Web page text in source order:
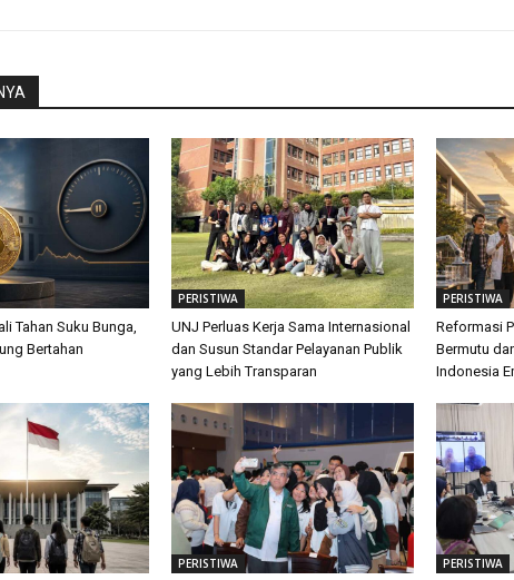
Tahan Suku Bunga,
Bertahan
PERISTIWA
UNJ Perluas Kerja Sama Internasional
dan Susun Standar Pelayanan Publik
yang Lebih Transparan
PERISTIWA
Reformasi
Bermutu
Indonesia
PERISTIWA PERISTIWA